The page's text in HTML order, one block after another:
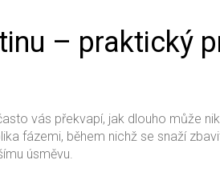
– praktický
vás překvapí, jak dlouho může
fázemi, během nichž se snaží
úsměvu.